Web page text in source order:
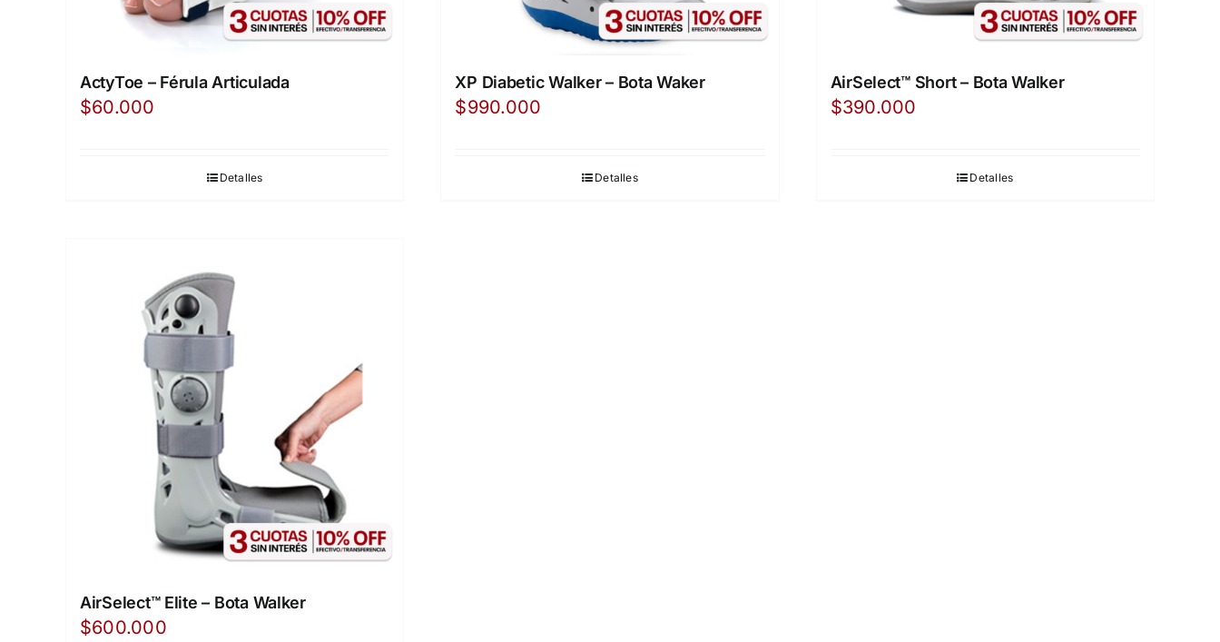
ActyToe – Férula Articulada
$60.000
Detalles
XP Diabetic Walker – Bota Waker
$990.000
Detalles
AirSelect™ Short – Bota Walker
$390.000
Detalles
AirSelect™ Elite – Bota Walker
$600.000